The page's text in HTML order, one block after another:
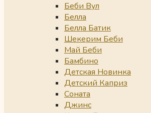
Беби Вул
Белла
Белла Батик
Шекерим Беби
Май Беби
Бамбино
Детская Новинка
Детский Каприз
Соната
Джинс